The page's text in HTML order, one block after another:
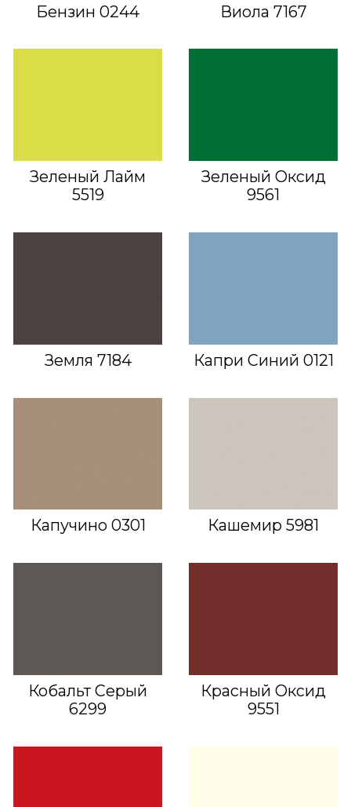
Бензин 0244 Виола 7167
Зеленый Лайм
5519
Зеленый Оксид
9561
Земля 7184 Капри Синий 0121
Капучино 0301 Кашемир 5981
Кобальт Серый
6299
Красный Оксид
9551